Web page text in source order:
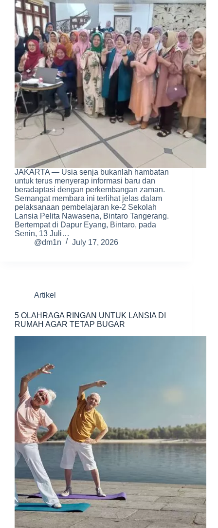
JAKARTA — Usia senja bukanlah hambatan
untuk terus menyerap informasi baru dan
beradaptasi dengan perkembangan zaman.
Semangat membara ini terlihat jelas dalam
pelaksanaan pembelajaran ke-2 Sekolah
Lansia Pelita Nawasena, Bintaro Tangerang.
Bertempat di Dapur Eyang, Bintaro, pada
Senin, 13 Juli…
@dm1n
July 17, 2026
Artikel
5 OLAHRAGA RINGAN UNTUK LANSIA DI
RUMAH AGAR TETAP BUGAR